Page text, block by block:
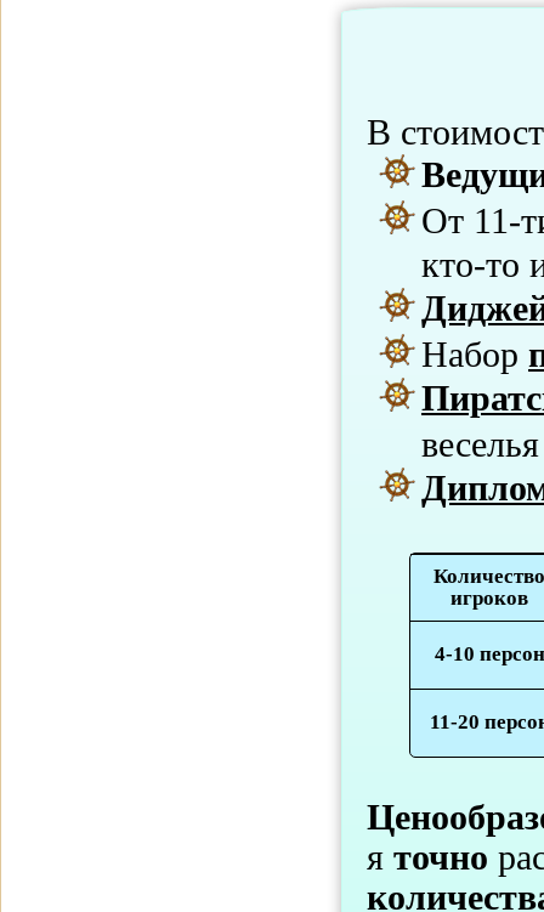
В
От 11-
кто-то
Набор
веселья
Количество
игроков
4-10 персон
11-20
я точно